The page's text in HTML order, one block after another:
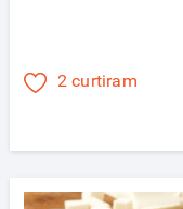
2 curtiram